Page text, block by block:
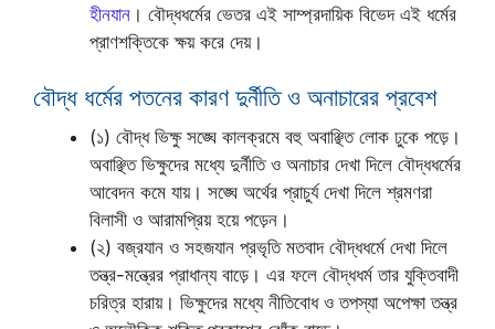
হীনযান । বৌদ্ধধর্মের ভেতর এই সাম্প্রদায়িক বিভেদ এই ধর্মের
প্রাণশক্তিকে ক্ষয় করে দেয়।
বৌদ্ধ ধর্মের পতনের কারণ দুর্নীতি ও অনাচারের প্রবেশ
(১) বৌদ্ধ ভিক্ষু সঙ্ঘে কালক্রমে বহু অবাঞ্ছিত লোক ঢুকে পড়ে।
অবাঞ্ছিত ভিক্ষুদের মধ্যে দুর্নীতি ও অনাচার দেখা দিলে বৌদ্ধধর্মের
আবেদন কমে যায়। সঙ্ঘে অর্থের প্রাচুর্য দেখা দিলে শ্রমণরা
বিলাসী ও আরামপ্রিয় হয়ে পড়েন।
(২) বজ্রযান ও সহজযান প্রভৃতি মতবাদ বৌদ্ধধর্মে দেখা দিলে
তন্ত্র-মন্ত্রের প্রাধান্য বাড়ে। এর ফলে বৌদ্ধধর্ম তার যুক্তিবাদী
চরিত্র হারায়। ভিক্ষুদের মধ্যে নীতিবোধ ও তপস্যা অপেক্ষা তন্ত্র